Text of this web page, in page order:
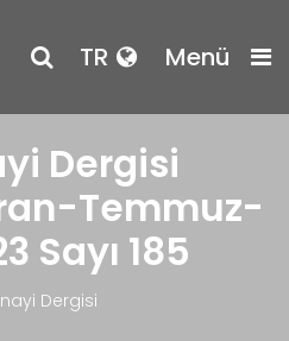
TR Menü
Dergisi
Temmuz-
Sayı 185
Dergisi